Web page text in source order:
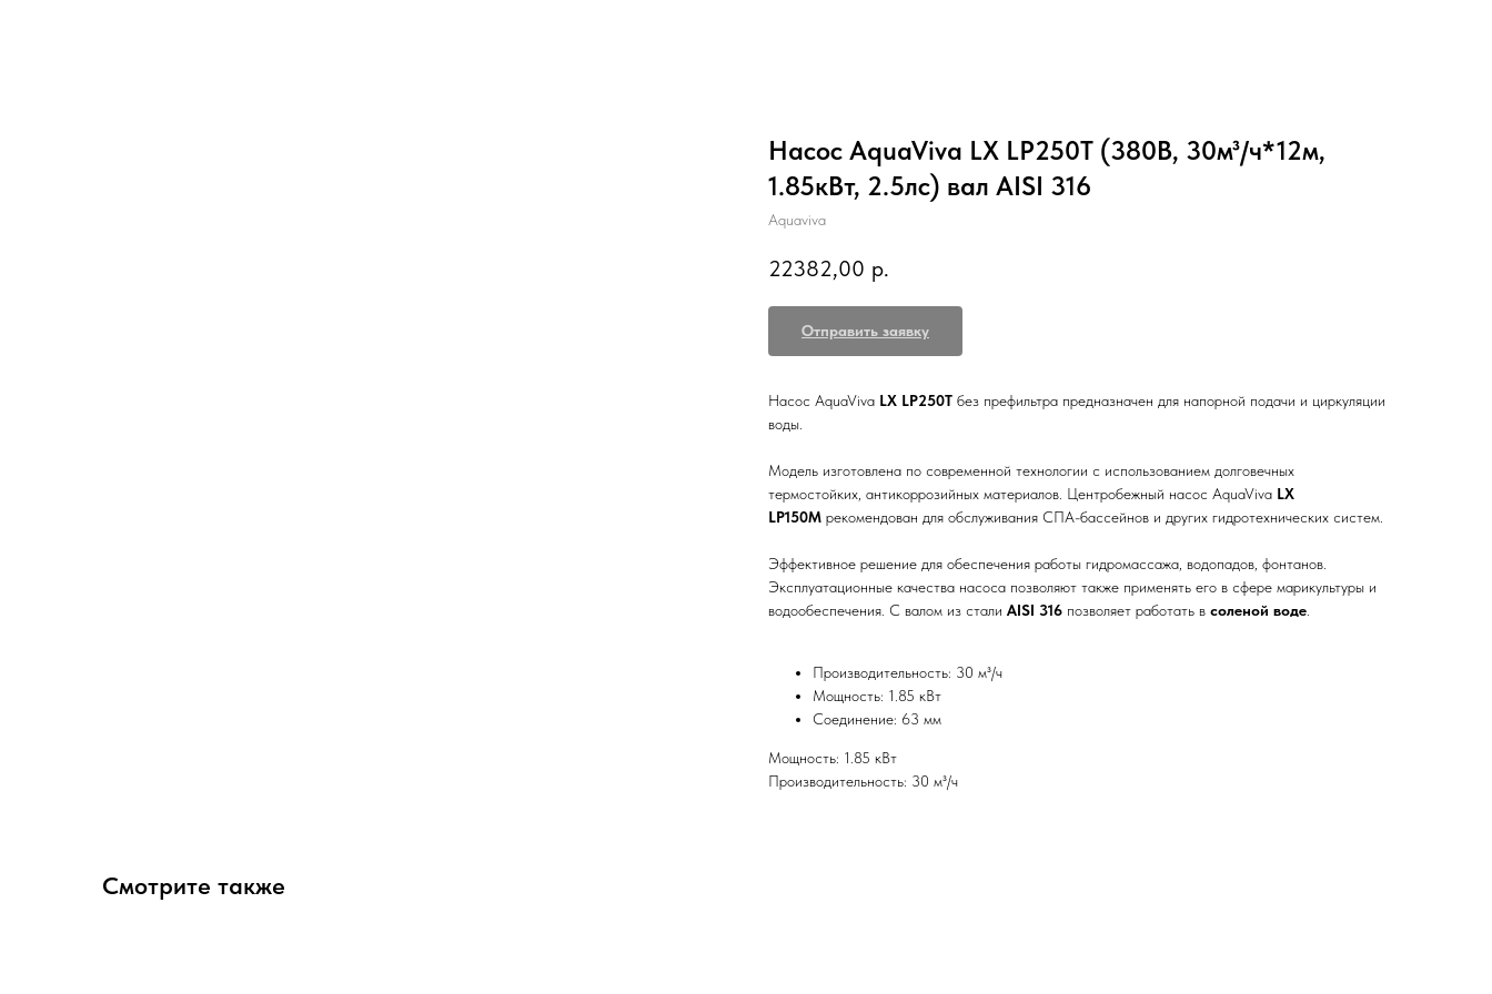
Насос AquaViva LX LP250T (380В, 30м³/ч*12м,
1.85кВт, 2.5лс) вал AISI 316
Aquaviva
22382,00 р.
Отправить заявку
Насос AquaViva LX LP250T без префильтра предназначен для напорной подачи и циркуляции
воды.
Модель изготовлена по современной технологии с использованием долговечных
термостойких, антикоррозийных материалов. Центробежный насос AquaViva LX
LP150M рекомендован для обслуживания СПА-бассейнов и других гидротехнических систем.
Эффективное решение для обеспечения работы гидромассажа, водопадов, фонтанов.
Эксплуатационные качества насоса позволяют также применять его в сфере марикультуры и
водообеспечения. С валом из стали AISI 316 позволяет работать в соленой воде
Производительность: 30 м³/ч
Мощность: 1.85 кВт
Соединение: 63 мм
Мощность: 1.85 кВт
Производительность: 30 м³/ч
Смотрите также